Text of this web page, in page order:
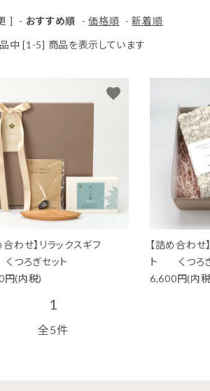
箸・カトラリー
] - おすすめ順 -価格順 -新着順
中 [1-5] 商品を表示しています
合わせ】リラックスギフ
つろぎセット
円(内税)
favorite
【詰め合わせ
ト くつろぎ
6,600円(内
1
全5件